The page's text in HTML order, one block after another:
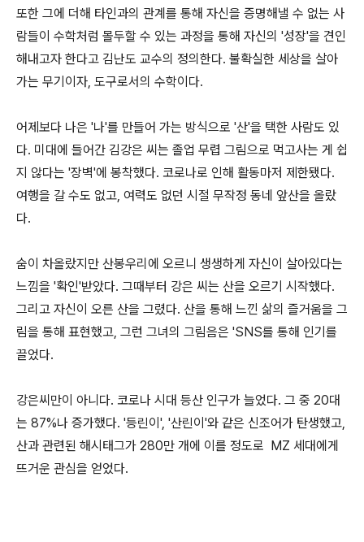
또한 그에 더해 타인과의 관계를 통해 자신을 증명해낼 수 없는 사
람들이 수학처럼 몰두할 수 있는 과정을 통해 자신의 '성장'을 견인
해내고자 한다고 김난도 교수의 정의한다. 불확실한 세상을 살아
가는 무기이자, 도구로서의 수학이다.
어제보다 나은 '나'를 만들어 가는 방식으로 '산'을 택한 사람도 있
다. 미대에 들어간 김강은 씨는 졸업 무렵 그림으로 먹고사는 게 쉽
지 않다는 '장벽'에 봉착했다. 코로나로 인해 활동마저 제한됐다.
여행을 갈 수도 없고, 여력도 없던 시절 무작정 동네 앞산을 올랐
다.
숨이 차올랐지만 산봉우리에 오르니 생생하게 자신이 살아있다는
느낌을 '확인'받았다. 그때부터 강은 씨는 산을 오르기 시작했다.
그리고 자신이 오른 산을 그렸다. 산을 통해 느낀 삶의 즐거움을 그
림을 통해 표현했고, 그런 그녀의 그림음은 'SNS를 통해 인기를
끌었다.
강은씨만이 아니다. 코로나 시대 등산 인구가 늘었다. 그 중 20대
는 87%나 증가했다. '등린이', '산린이'와 같은 신조어가 탄생했고,
산과 관련된 해시태그가 280만 개에 이를 정도로 MZ 세대에게
뜨거운 관심을 얻었다.